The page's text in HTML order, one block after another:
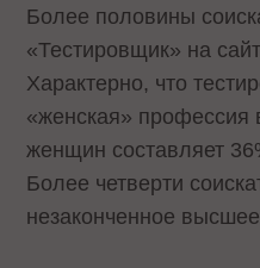
Более половины
«Тестировщик» на
Характерно, что
«женская» профессия
женщин составляет
Более четверти
незаконченное